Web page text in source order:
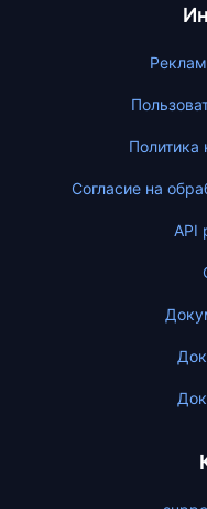
Политика
Согласие на
API